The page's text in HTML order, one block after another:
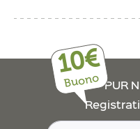
10€
Buono PUR